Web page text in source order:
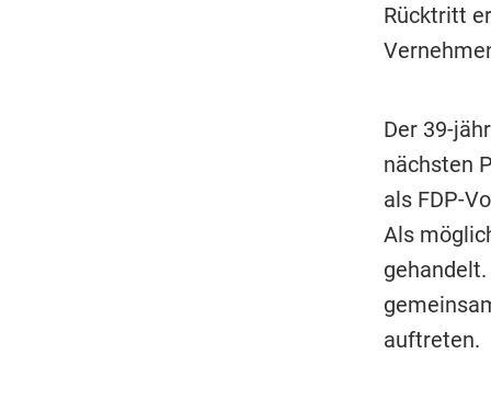
Rücktritt
Der 39-
nächsten
als FDP-
Als
auftreten.